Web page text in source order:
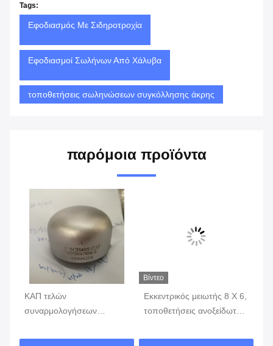
Tags:
Εφοδιασμός Με Σιδηροτροχία
Εφοδιασμοί Σωλήνων Από Χάλυβα
τοποθετήσεις σωληνώσεων συγκόλλησης άκρης
παρόμοια προϊόντα
ΚΑΠ τελών
συναρμολογήσεων
ανοξείδωτου ASTM A403
Βίντεο
Εκκεντρικός μειωτής 8 X 6,
τοποθετήσεις ανοξείδωτου
συγκόλλησης άκρης